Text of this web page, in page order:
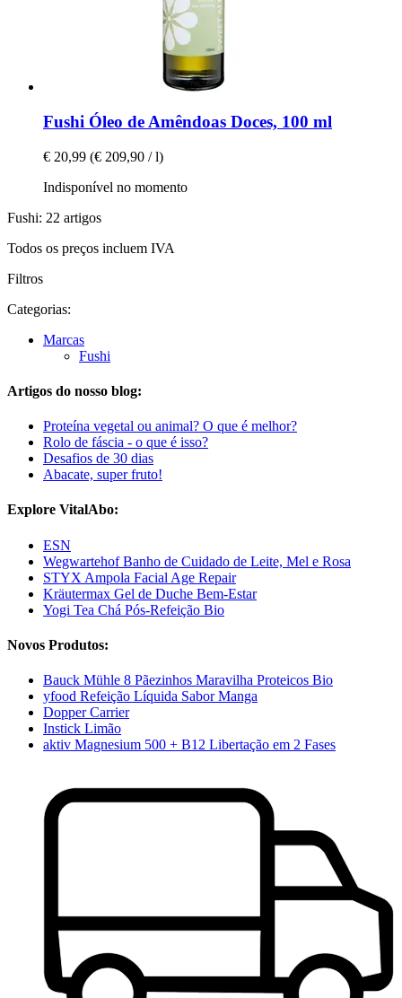
Fushi Óleo de Amêndoas Doces, 100 ml
€ 20,99 (€ 209,90 / l)
Indisponível no momento
Fushi: 22 artigos
Todos os preços incluem IVA
Filtros
Categorias:
Marcas
Fushi
Artigos do nosso blog:
Proteína vegetal ou animal? O que é melhor?
Rolo de fáscia - o que é isso?
Desafios de 30 dias
Abacate, super fruto!
Explore VitalAbo:
ESN
Wegwartehof Banho de Cuidado de Leite, Mel e Rosa
STYX Ampola Facial Age Repair
Kräutermax Gel de Duche Bem-Estar
Yogi Tea Chá Pós-Refeição Bio
Novos Produtos:
Bauck Mühle 8 Pãezinhos Maravilha Proteicos Bio
yfood Refeição Líquida Sabor Manga
Dopper Carrier
Instick Limão
aktiv Magnesium 500 + B12 Libertação em 2 Fases